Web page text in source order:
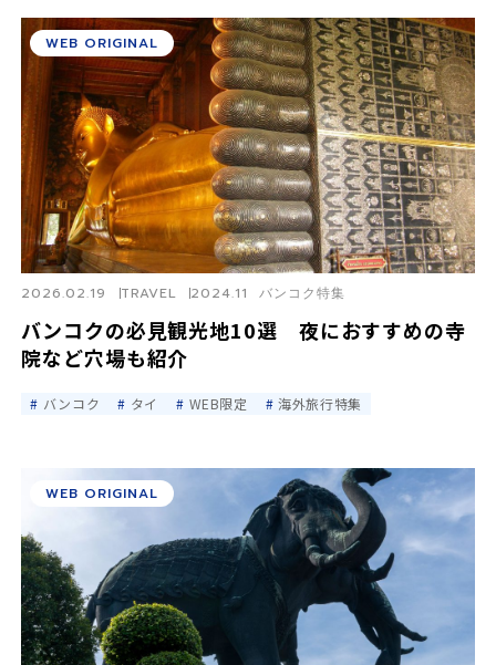
バンコクの必見観光地10選 夜におすすめの寺
院など穴場も紹介
2026.02.19 TRAVEL 2024.11 バンコク特集
WEB ORIGINAL
バンコク タイ WEB限定 海外旅行特集
WEB ORIGINAL